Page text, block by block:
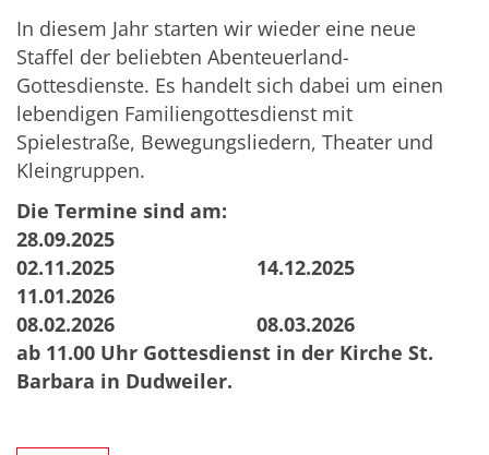
In diesem Jahr starten wir wieder eine neue
Staffel der beliebten Abenteuerland-
Gottesdienste. Es handelt sich dabei um einen
lebendigen Familiengottesdienst mit
Spielestraße, Bewegungsliedern, Theater und
Kleingruppen.
Die Termine sind am:
28.09.2025
02.11.2025 14.12.2025
11.01.2026
08.02.2026 08.03.2026
ab 11.00 Uhr Gottesdienst in der Kirche St.
Barbara in Dudweiler.